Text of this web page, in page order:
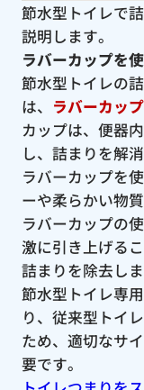
節水型トイレで
説明します。
ラバーカップを
節水型トイレの
は、 ラバーカッ
カップは、便器
し、詰まりを解消
ラバーカップを
ーや柔らかい物
ラバーカップの
激に引き上げる
詰まりを除去しま
節水型トイレ専
り、従来型トイ
ため、適切なサ
要です。